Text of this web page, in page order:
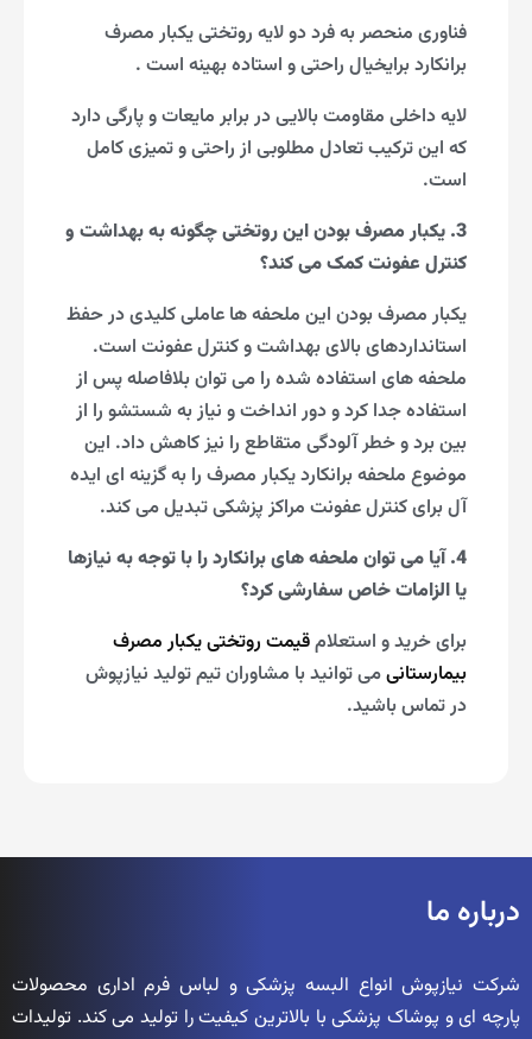
فناوری منحصر به فرد دو لایه روتختی یکبار مصرف
برانکارد برایخیال راحتی و استاده بهینه است .
لایه داخلی مقاومت بالایی در برابر مایعات و پارگی دارد
که این ترکیب تعادل مطلوبی از راحتی و تمیزی کامل
است.
3. یکبار مصرف بودن این روتختی چگونه به بهداشت و
کنترل عفونت کمک می کند؟
یکبار مصرف بودن این ملحفه ها عاملی کلیدی در حفظ
استانداردهای بالای بهداشت و کنترل عفونت است.
ملحفه های استفاده شده را می توان بلافاصله پس از
استفاده جدا کرد و دور انداخت و نیاز به شستشو را از
بین برد و خطر آلودگی متقاطع را نیز کاهش داد. این
موضوع ملحفه برانکارد یکبار مصرف را به گزینه ای ایده
آل برای کنترل عفونت مراکز پزشکی تبدیل می کند.
4. آیا می توان ملحفه های برانکارد را با توجه به نیازها
یا الزامات خاص سفارشی کرد؟
برای خرید و استعلامقیمت روتختی یکبار مصرف
بیمارستانیمی توانید با مشاوران تیم تولید نیازپوش
در تماس باشید.
درباره ما
شرکت نیازپوش انواع البسه پزشکی و لباس فرم اداری محصولات
پارچه ای و پوشاک پزشکی با بالاترین کیفیت را تولید می کند. تولیدات